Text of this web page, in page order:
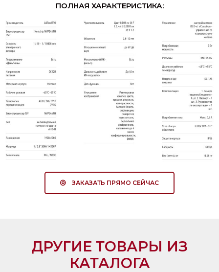
ПОЛНАЯ ХАРАКТЕРИСТИКА:
ЗАКАЗАТЬ ПРЯМО СЕЙЧАС
ДРУГИЕ ТОВАРЫ ИЗ
КАТАЛОГА